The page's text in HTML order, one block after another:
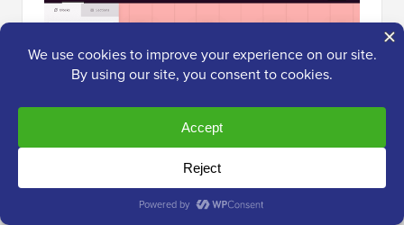
SeedProd é o melhor construtor de páginas
WordPress do mercado.